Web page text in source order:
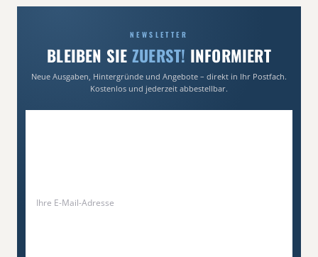
NEWSLETTER
BLEIBEN SIE ZUERST! INFORMIERT
Neue Ausgaben, Hintergründe und Angebote – direkt in Ihr Postfach.
Kostenlos und jederzeit abbestellbar.